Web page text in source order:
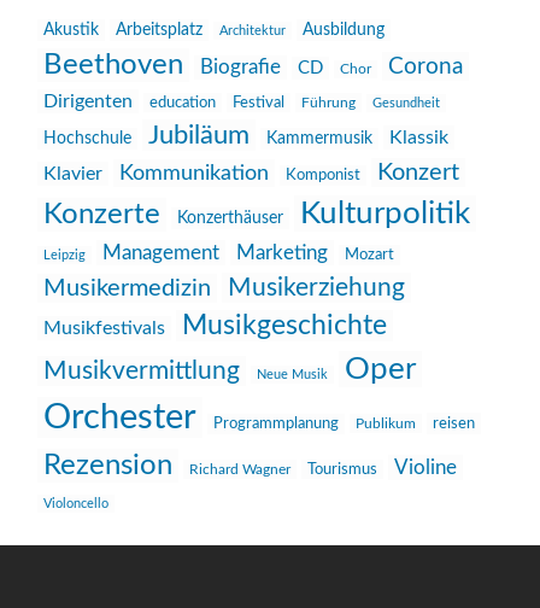
Akustik Arbeitsplatz Architektur Ausbildung
Beethoven Biografie CD Chor Corona
Dirigenten education Festival Führung Gesundheit
Hochschule Jubiläum Kammermusik
Klassik
Klavier
Kommunikation Komponist Konzert
Konzerte Konzerthäuser Kulturpolitik
Leipzig Management Marketing Mozart
Musikermedizin Musikerziehung
Musikfestivals Musikgeschichte
Musikvermittlung Neue Musik Oper
Orchester Programmplanung Publikum reisen
Rezension Richard Wagner Tourismus Violine
Violoncello